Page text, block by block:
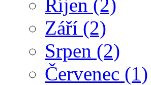
Říjen (2)
Září (2)
Srpen (2)
Červenec (1)